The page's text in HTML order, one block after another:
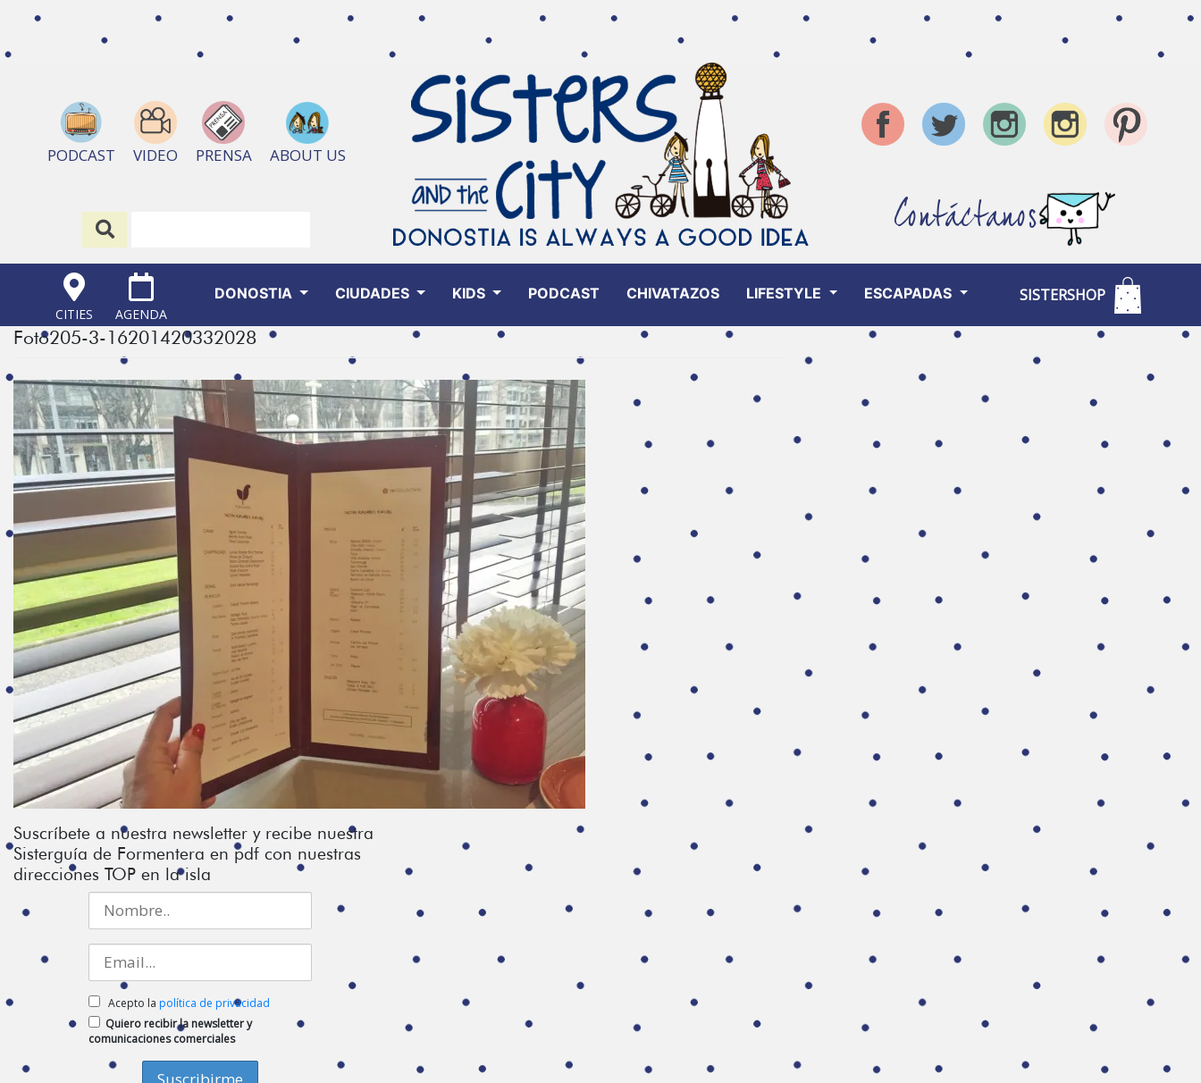
PODCAST VIDEO PRENSA ABOUT US
Contáctanos
CITIES AGENDA
DONOSTIA CIUDADES KIDS PODCAST CHIVATAZOS LIFESTYLE ESCAPADAS SISTERSHOP
Foto205-3-16201420332028
Suscríbete a nuestra newsletter y recibe nuestra
Sisterguía de Formentera en pdf con nuestras
direcciones TOP en la isla
Acepto la política de privacidad
Quiero recibir la newsletter y
comunicaciones comerciales